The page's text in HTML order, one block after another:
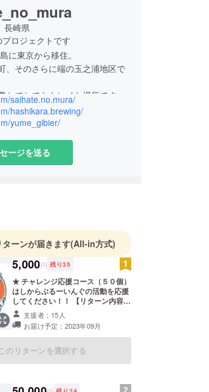
長崎県
ロジェクトです
に東京から移住。
、そのさらに端の玉之浦地区で
でとてもキレイな場所です。
区を、もっと多くの人に楽し
遊びの拠点「西端の邨（さいは
。
トビール事業も営んでいます。
を造る！
を造る！
道半ばですが、島暮らしを楽し
拠点を置く、夢株式会社のジ
工を担当しています。
えを得て、「夢の駅 西端の邨」
saihate.no.mura/
hashikara.brewing/
yume_gibier/
ージを送る
ーンが届きます(All-in方式)
5,000円 残り35
★ チャレンジ応援コース（５０個）
はしからぶるーいんぐの活動を応援
してください！！ 【リターン内容】
・木製コースター ×１枚 （外径
約９cm・内径約７.５cm・グラス有
効径約７cm） ・ロゴステッカー ×
１枚
支援者：15人
お届け予定：2023年09月
のリターンを選択する